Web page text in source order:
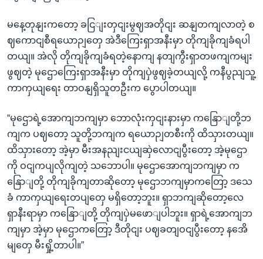
မနေ့တုနျးကတော့ ခငြျးတှငျးမွဈအတိုငျး ဆနျတကျလာတဲ့ စ
ဈကောငျစီရယောဉျတှေ အဲဒီကြေးရှာအနီးမှာ တိုကျခိုကျခံရပါ
တယျ။ အဲလို တိုကျခိုကျခံရတဲ့နောကျ နတျကွီးရှာတဖကျကမျး
ဖွဈတဲ့ မုဌောကြေးရှာအနီးမှာ တိုကျပှဲဖွဈခဲ့တယျလို့ ကနီပွညျသူ့
ကာကှယျရေး တာဝနျရှိသူတဦးက ပွောပါတယျ။
“မုဌောရဲ့အောကျဘကျမှာ ဘောလုံးကှငျးနားမှာ ကနြောျတို့ဘ
ကျက ပဈတော့ သူတို့ဘကျက ရယောဉျတစီးကို ထိသှားတယျ။
ထိသှားတော့ အဲ့မှာ မီးအနညျးငယျဆှဲလောငျပွီးတော့ အဲ့မုဌော
ကို ဝငျကပျလိုကျတဲ့ သဘောပါ။ မုဌောအောကျဘကျမှာ က
နြောျတို့ တိုကျခိုကျတာဆိုတော့ မုဌောဘကျမှာကတြော့ ဒသေ
ခံ ကာကှယျရေးတပျတှေ မရှိတော့ဘူး။ ရှာဘကျဆိုတော့လေ
ရှာနီးရာမှာ ကနြောျတို့ တိုကျပှဲမဖောျပါဘူး။ ရှာရဲ့အောကျဘ
ကျမှာ အဲ့မှာ မုဌောကတြော့ ဒီတိုငျး ပဈခတျဝငျပွီးတော့ နအေိ
မျတှေ မီးရှို့တာပါ။”